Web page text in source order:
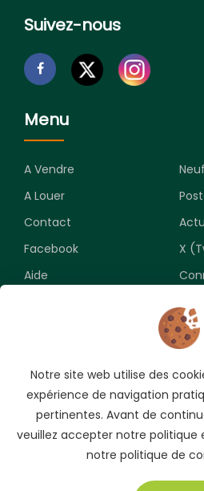
Suivez-nous
Menu
A Vendre
A Louer
Contact
Facebook
X
Aide
Souscrivez pour recevoir les
Notre site web utilise des
expérience de navigation
pertinentes. Avant de
veuillez accepter notre politique
notre politique de